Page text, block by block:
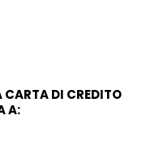
CARTA DI CREDITO
A: